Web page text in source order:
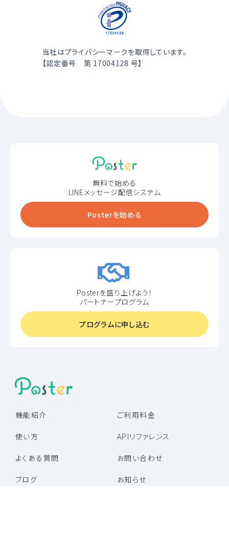
当社はプライバシーマークを取得しています。
【認定番号 第 17004128 号】
機能紹介
使い方
よくある質問
ブログ
ご利用料金
APIリファレンス
お問い合わせ
お知らせ
無料で始める
LINEメッセージ配信システム
Posterを始める
Posterを盛り上げよう！
パートナープログラム
プログラムに申し込む